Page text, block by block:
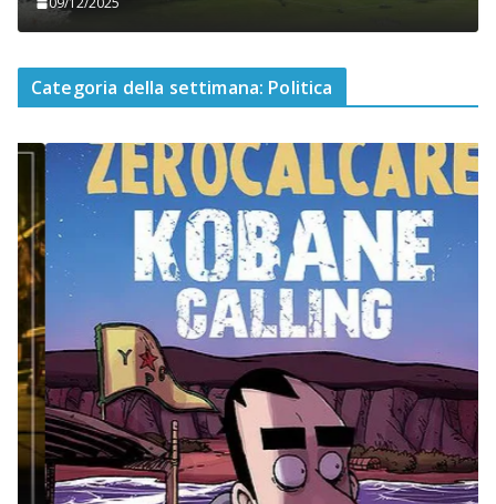
Categoria della settimana: Politica